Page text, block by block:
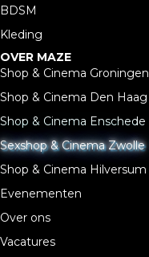
BDSM
Kleding
OVER MAZE
Shop & Cinema Groningen
Shop & Cinema Den Haag
Shop & Cinema Enschede
Sexshop & Cinema Zwolle
Shop & Cinema Hilversum
Evenementen
Over ons
Vacatures